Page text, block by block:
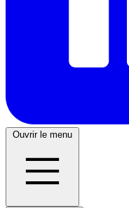
Ouvrir le menu